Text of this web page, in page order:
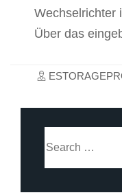
Wechselrichter
Über das